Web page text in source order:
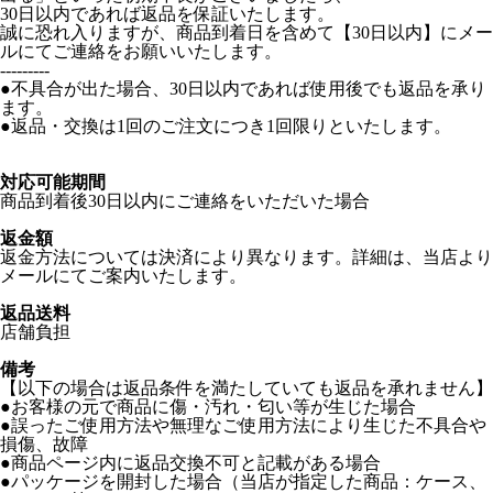
30日以内であれば返品を保証いたします。
誠に恐れ入りますが、商品到着日を含めて【30日以内】にメー
ルにてご連絡をお願いいたします。
---------
●不具合が出た場合、30日以内であれば使用後でも返品を承り
ます。
●返品・交換は1回のご注文につき1回限りといたします。
対応可能期間
商品到着後30日以内にご連絡をいただいた場合
返金額
返金方法については決済により異なります。詳細は、当店より
メールにてご案内いたします。
返品送料
店舗負担
備考
【以下の場合は返品条件を満たしていても返品を承れません】
●お客様の元で商品に傷・汚れ・匂い等が生じた場合
●誤ったご使用方法や無理なご使用方法により生じた不具合や
損傷、故障
●商品ページ内に返品交換不可と記載がある場合
●パッケージを開封した場合（当店が指定した商品：ケース、